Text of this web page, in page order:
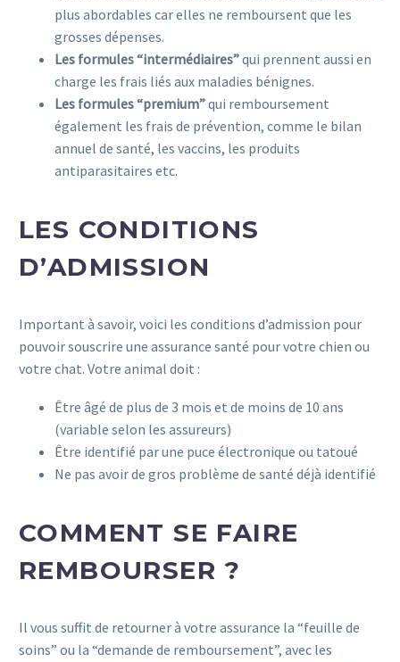
plus abordables car elles ne remboursent que les
grosses dépenses.
Les formules “intermédiaires”qui prennent aussi en
charge les frais liés aux maladies bénignes.
Les formules “premium”qui remboursement
également les frais de prévention, comme le bilan
annuel de santé, les vaccins, les produits
antiparasitaires etc.
LES CONDITIONS
D’ADMISSION
Important à savoir, voici les conditions d’admission pour
pouvoir souscrire une assurance santé pour votre chien ou
votre chat. Votre animal doit :
Être âgé de plus de 3 mois et de moins de 10 ans
(variable selon les assureurs)
Être identifié par une puce électronique ou tatoué
Ne pas avoir de gros problème de santé déjà identifié
COMMENT SE FAIRE
REMBOURSER ?
Il vous suffit de retourner à votre assurance la “feuille de
soins” ou la “demande de remboursement”, avec les